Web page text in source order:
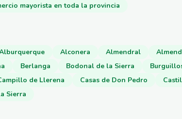
mayorista en toda la provincia
Alconera Almendral
Berlanga Bodonal de la Sierra
de Llerena Casas de Don Pedro
Sierra